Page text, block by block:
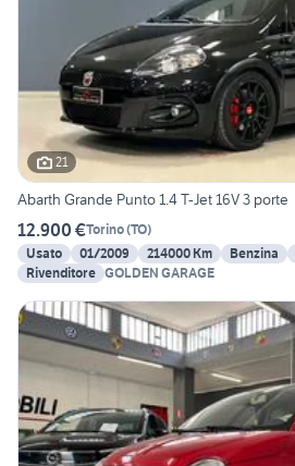
21
Abarth Grande Punto 1.4 T-Jet 16V 3 porte
12.900 €Torino(TO)
Usato
01/2009 214000 Km Benzina
Rivenditore GOLDEN GARAGE